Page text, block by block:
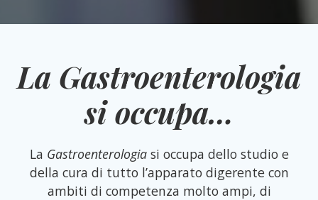
La Gastroenterologia
si occupa…
La Gastroenterologiasi occupa dello studio e
della cura di tutto l’apparato digerente con
ambiti di competenza molto ampi, di